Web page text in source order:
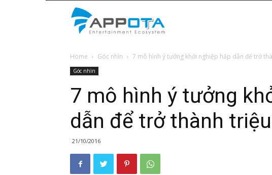
News
Home Góc nhìn 7 mô hình ý tưởng khởi nghiệp hấp dẫn để trở
Góc nhìn
7 mô hình ý tưởng
dẫn để trở thành
21/10/2016